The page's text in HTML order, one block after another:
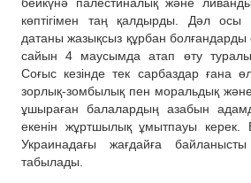
бейкүнә палестиналық және
көптігімен таң қалдырды. Дәл осы
датаны жазықсыз құрбан болғандарды
сайын 4 маусымда атап өту
Соғыс кезінде тек сарбаздар ғана
зорлық-зомбылық пен моральдық
ұшыраған балалардың азабын
екенін жұртшылық ұмытпауы керек.
Украинадағы жағдайға
табылады.